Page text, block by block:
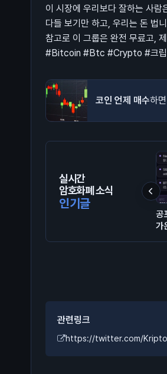
이 시장에 우리보다 잘하는 사
다들 보기만 하고, 우리는 돈 법
참고로 이 그룹은 완전 무료고,
#Bitcoin #Btc #Crypto #크립
코인 언제 매수하
실시간
암호화폐 소식
인기글
공
가
관련링크
https://twitter.com/